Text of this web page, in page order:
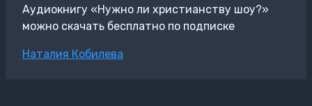
Аудиокнигу «Нужно ли христианству шоу?»
можно скачать бесплатно по подписке
Метки
Наталия Кобилева